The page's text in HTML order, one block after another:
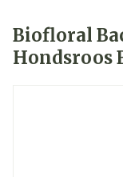
Biofloral
Hondsroos